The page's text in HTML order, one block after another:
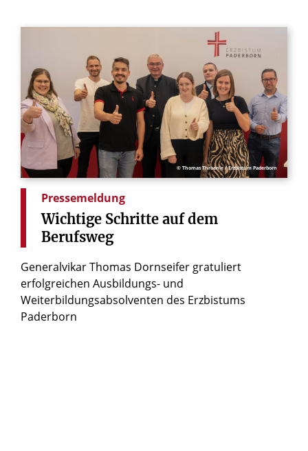
© Thomas Throenle / Erzbistum Paderborn
Pressemeldung
Wichtige Schritte auf dem
Berufsweg
Generalvikar Thomas Dornseifer gratuliert
erfolgreichen Ausbildungs- und
Weiterbildungsabsolventen des Erzbistums
Paderborn